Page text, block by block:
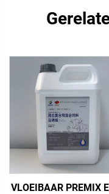
VLOEIBAAR PREMIX